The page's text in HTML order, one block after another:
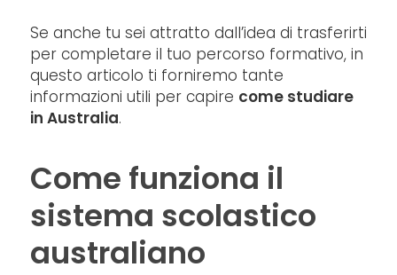
Se anche tu sei attratto dall’idea di trasferirti
per completare il tuo percorso formativo, in
questo articolo ti forniremo tante
informazioni utili per capire come studiare
in Australia.
Come funziona il
sistema scolastico
australiano